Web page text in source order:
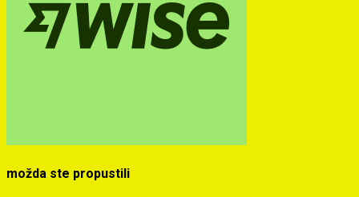
možda ste propustili